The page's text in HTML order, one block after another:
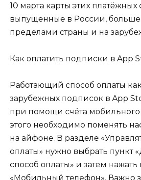
10 марта карты этих платёжных
выпущенные в России, больше
пределами страны и на
Как оплатить подписки в App
Работающий способ оплаты
зарубежных подписок в App
при помощи счёта мобильного
этого необходимо поменять
на айфоне. В разделе
оплаты» нужно выбрать пункт
способ оплаты» и затем нажать
«Мобильный телефон». Важно